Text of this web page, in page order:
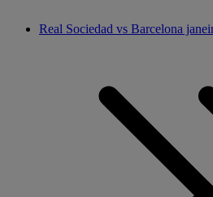
Real Sociedad vs Barcelona